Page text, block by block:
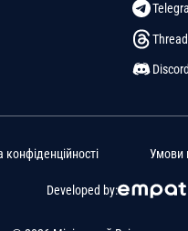
Discord
Developed by:
конфіденційності Умови